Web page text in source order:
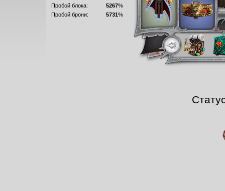
Пробой блока:
5267%
Пробой брони:
5731%